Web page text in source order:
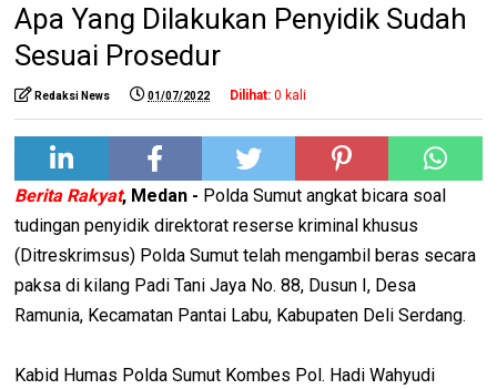
Apa Yang Dilakukan Penyidik Sudah
Sesuai Prosedur
Redaksi News 01/07/2022 Dilihat: 0 kali
Berita Rakyat, Medan - Polda Sumut angkat bicara soal
tudingan penyidik direktorat reserse kriminal khusus
(Ditreskrimsus) Polda Sumut telah mengambil beras secara
paksa di kilang Padi Tani Jaya No. 88, Dusun I, Desa
Ramunia, Kecamatan Pantai Labu, Kabupaten Deli Serdang.
Kabid Humas Polda Sumut Kombes Pol. Hadi Wahyudi